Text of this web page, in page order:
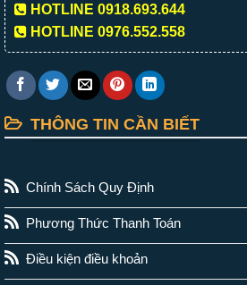
HOTLINE 0918.693.644
HOTLINE 0976.552.558
THÔNG TIN CẦN BIẾT
Chính Sách Quy Định
Phương Thức Thanh Toán
Điều kiện điều khoản